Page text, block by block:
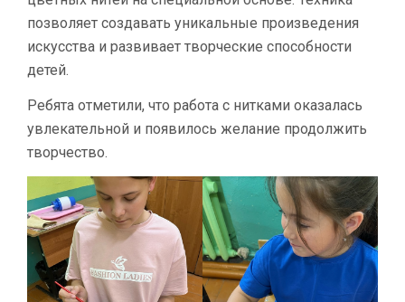
позволяет создавать уникальные произведения
искусства и развивает творческие способности
детей.
Ребята отметили, что работа с нитками оказалась
увлекательной и появилось желание продолжить
творчество.